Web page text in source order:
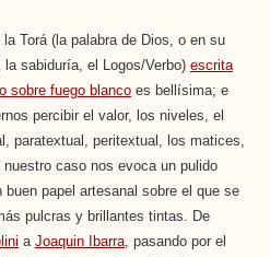
la Torá (la palabra de Dios, o en su
sabiduría, el Logos/Verbo) escrita
sobre fuego blancoes bellísima; e
percibir el valor, los niveles, el
paratextual, peritextual, los matices,
nuestro caso nos evoca un pulido
buen papel artesanal sobre el que se
pulcras y brillantes tintas. De
a Joaquin Ibarra, pasando por el